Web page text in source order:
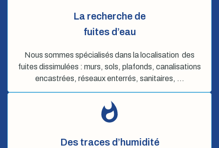
La recherche de
fuites d’eau
Nous sommes spécialisés dans la localisation des
fuites dissimulées : murs, sols, plafonds, canalisations
encastrées, réseaux enterrés, sanitaires, …
Des traces d’humidité